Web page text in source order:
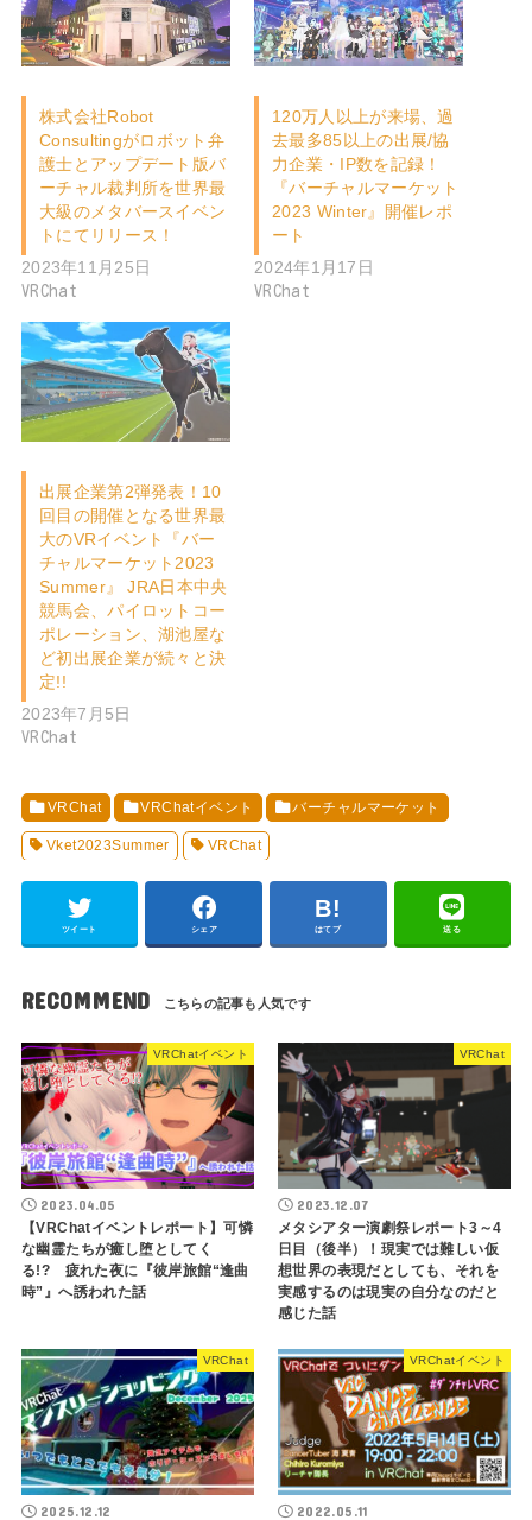
株式会社Robot
Consultingがロボット弁
護士とアップデート版バ
ーチャル裁判所を世界最
大級のメタバースイベン
トにてリリース！
2023年11月25日
VRChat
120万人以上が来場、過
去最多85以上の出展/協
力企業・IP数を記録！
『バーチャルマーケット
2023 Winter』開催レポ
ート
2024年1月17日
VRChat
出展企業第2弾発表！10
回目の開催となる世界最
大のVRイベント『バー
チャルマーケット2023
Summer』 JRA日本中央
競馬会、パイロットコー
ポレーション、湖池屋な
ど初出展企業が続々と決
定!!
2023年7月5日
VRChat
VRChat VRChatイベント バーチャルマーケット
Vket2023Summer VRChat
ツイート シェア はてブ 送る
RECOMMEND
VRChatイベント
2023.04.05
【VRChatイベントレポート】可憐
な幽霊たちが癒し堕としてく
る!? 疲れた夜に『彼岸旅館“逢曲
時”』へ誘われた話
VRChat
2023.12.07
メタシアター演劇祭レポート3～4
日目（後半）！現実では難しい仮
想世界の表現だとしても、それを
実感するのは現実の自分なのだと
感じた話
VRChat
2025.12.12
VRChatイベント
2022.05.11